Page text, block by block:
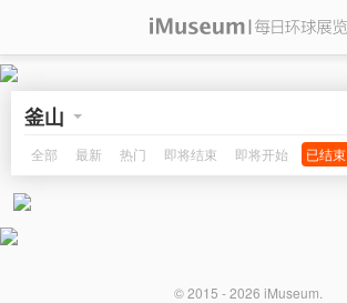
釜山
全部 最新 热门 即将结束 即将开始 已结束
© 2015 - 2026 iMuseum